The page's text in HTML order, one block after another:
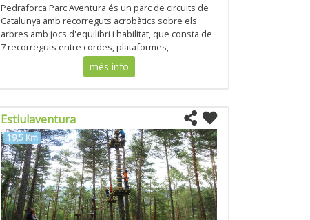
Pedraforca Parc Aventura és un parc de circuits de
Catalunya amb recorreguts acrobàtics sobre els
arbres amb jocs d'equilibri i habilitat, que consta de
7 recorreguts entre cordes, plataformes,
passarel·les, tirolines, tarzans, xarxes i ponts
més info
Estiulaventura
19,5 Km